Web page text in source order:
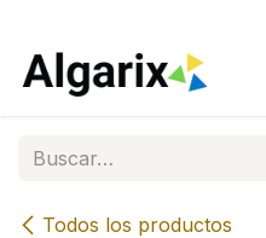
Todos los productos